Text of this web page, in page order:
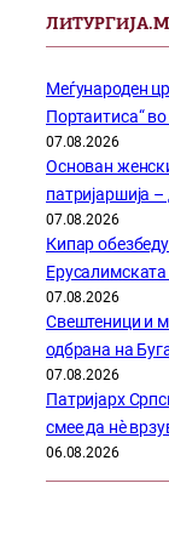
Меѓународен
Портаитиса“
07.08.2026
Основан
патријаршија
07.08.2026
Кипар
Ерусалимската
07.08.2026
Свештеници и
одбрана на
07.08.2026
Патријарх
смее да нѐ
06.08.2026